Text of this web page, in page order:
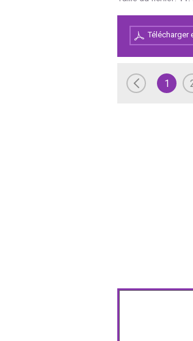
Télécharger
1